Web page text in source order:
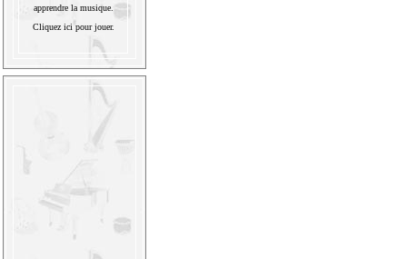
apprendre la musique.
Cliquez ici pour jouer.